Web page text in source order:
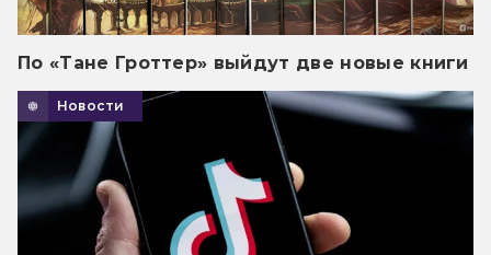
По «Тане Гроттер» выйдут две новые книги
Новости